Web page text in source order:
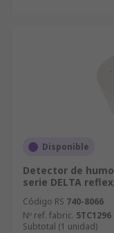
Disponible
Detector de
serie DELTA
Código RS 740-8066
Nº ref. fabric. 5TC1296
Subtotal (1 unidad)